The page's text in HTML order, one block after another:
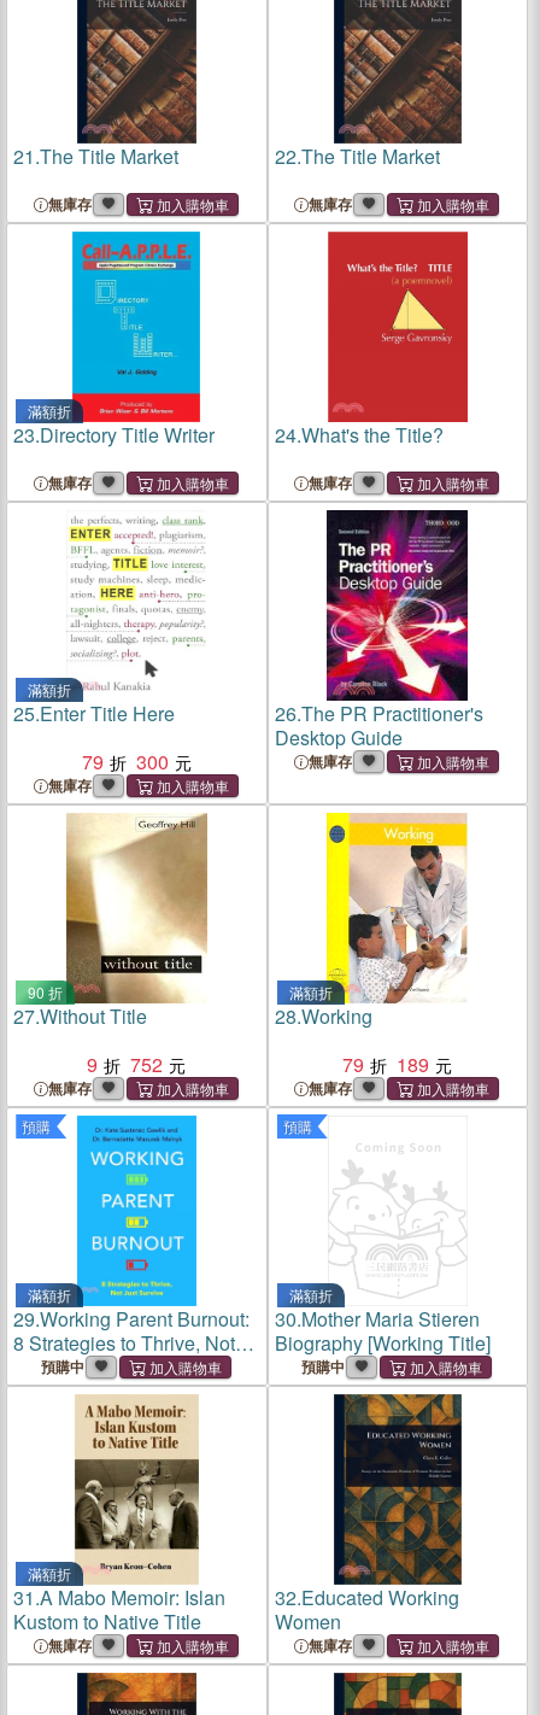
21.The Title Market
無庫存
22.The Title Market
無庫存
滿額折
23.Directory Title Writer
無庫存
24.What's the Title?
無庫存
滿額折
25.Enter Title Here
79
300
無庫存
26.The PR Practitioner's
Desktop Guide
無庫存
90 折
27.Without Title
9
752
無庫存
滿額折
28.Working
79
189
無庫存
預購
滿額折
29.Working Parent Burnout:
8 Strategies to Thrive, Not
Just Survive
預購中
預購
滿額折
30.Mother Maria Stieren
Biography [Working Title]
預購中
滿額折
31.A Mabo Memoir: Islan
Kustom to Native Title
無庫存
32.Educated Working
Women
無庫存